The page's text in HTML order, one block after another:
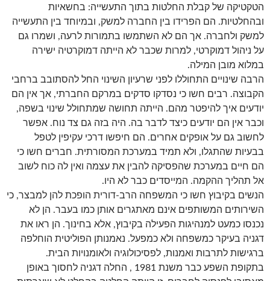
הטקטיקה של קבלת החלטות בתוך התעשייה: בחשאיות
ובהחלטיות. הם הפרידו בין החברה למשק, ובמיוחד בין התעשייה
למשק ולחברה. אך הם לא השתמשו בתמורות לרעה, ושמרו גם
על ניהול דמוקרטי, למרות שכבר לא הייתה דמוקרטיה ישירה
במלוא מובן המילה.
הרבה שינויים התחוללו לפני שרעיון השינוי החל להסתובב ברחבי
הקבוצה. רבים חשו כי נסדקו סדקים במרקם החברתי, אך אין הם
יודעים איך להיפטר מהם. הייתה תחושה שמתחולל שינוי בשפה,
וכבר אין הם יודעים כיצד לדבר בה. היה בזה גם צד נוח. אפשר
לחשוב גם על אופקים אחרים. הם חיפשו דרכי עקיפין לטפל
בבעיות שהתגלו, ולא תמיד במערכת המסורתית. חברים חשו כי
הם חיים במערכת שהפסיקה להבין את עצמה ואין לה כוח לשוב
אל תהליך ההקמה. המייסדים כבר לא היו.
הנשים בקיבוץ חשו כי המשפחה הרב-דורית הופכת להן למבצר, כי
השירותים המשותפים אינם מאתגרים אותן כמו בעבר. הן לא
נכנסו כמעט למנהיגות הפעילה בקיבוץ, אלא בחינוך. הן ראו את
דגניה בעיקר כמשפחה ולא כמפעל. נאמנותן הפוליטית הוחלפה
ברגישות לתרבות ואמנות, לפסיכולוגיה ולאומנויות הבית.
בתקופת השפע כבר משנת 1981 , החלה דגניה לחסוך באופן